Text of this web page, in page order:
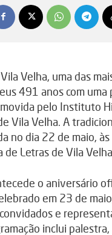
Velha, uma das
491 anos com uma
pelo Instituto
Vila Velha. A
no dia 22 de maio,
de Letras de Vila
o aniversário
em 23 de
e
inclui